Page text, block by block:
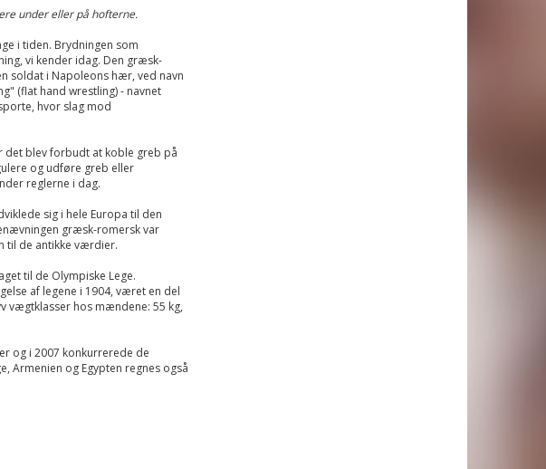
under eller på hofterne.
i tiden. Brydningen som
vi kender idag. Den græsk-
soldat i Napoleons hær, ved navn
(flat hand wrestling) - navnet
hvor slag mod
det blev forbudt at koble greb på
og udføre greb eller
reglerne i dag.
sig i hele Europa til den
græsk-romersk var
til de antikke værdier.
til de Olympiske Lege.
af legene i 1904, været en del
vægtklasser hos mændene: 55 kg,
og i 2007 konkurrerede de
Armenien og Egypten regnes også